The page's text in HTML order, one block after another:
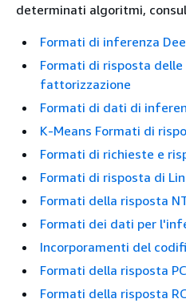
determinati algoritmi,
Formati di inferenza
Formati di risposta delle
fattorizzazione
Formati di dati di
K-Means Formati di
Formati di richieste e
Formati di risposta di
Formati della risposta
Formati dei dati per
Incorporamenti del
Formati della risposta
Formati della risposta